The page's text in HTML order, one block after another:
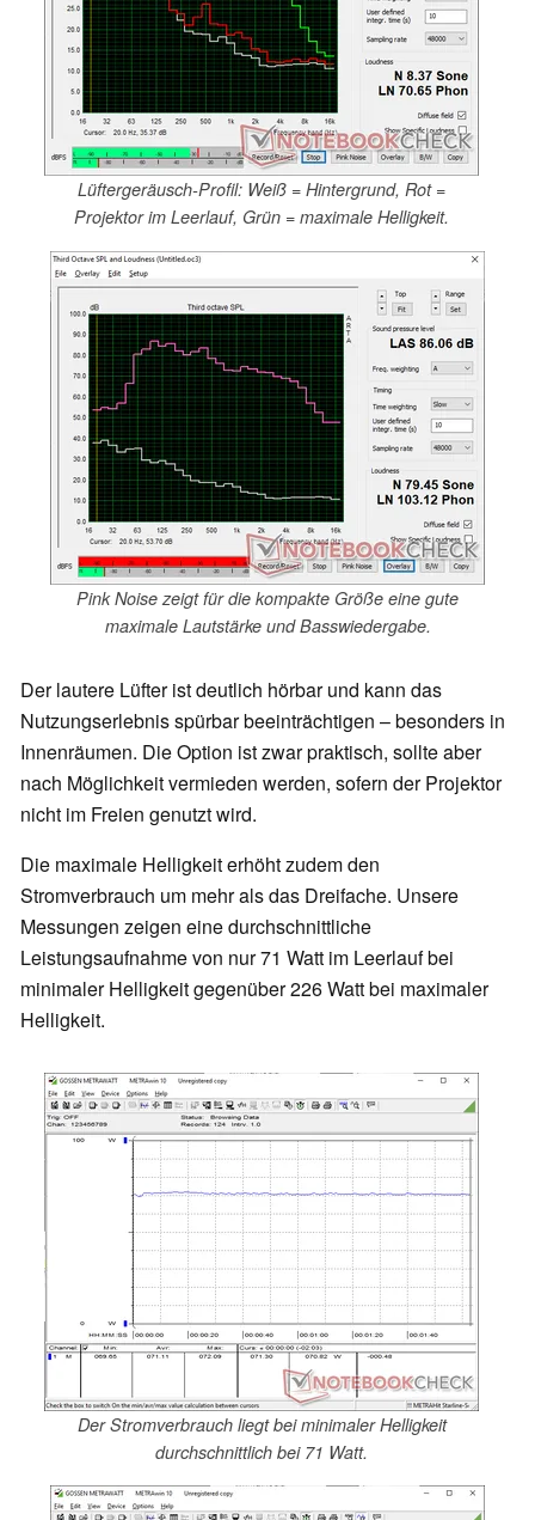
Lüftergeräusch-Profil: Weiß = Hintergrund, Rot =
Projektor im Leerlauf, Grün = maximale Helligkeit.
Pink Noise zeigt für die kompakte Größe eine gute
maximale Lautstärke und Basswiedergabe.
Der lautere Lüfter ist deutlich hörbar und kann das
Nutzungserlebnis spürbar beeinträchtigen – besonders in
Innenräumen. Die Option ist zwar praktisch, sollte aber
nach Möglichkeit vermieden werden, sofern der Projektor
nicht im Freien genutzt wird.
Die maximale Helligkeit erhöht zudem den
Stromverbrauch um mehr als das Dreifache. Unsere
Messungen zeigen eine durchschnittliche
Leistungsaufnahme von nur 71 Watt im Leerlauf bei
minimaler Helligkeit gegenüber 226 Watt bei maximaler
Helligkeit.
Der Stromverbrauch liegt bei minimaler Helligkeit
durchschnittlich bei 71 Watt.